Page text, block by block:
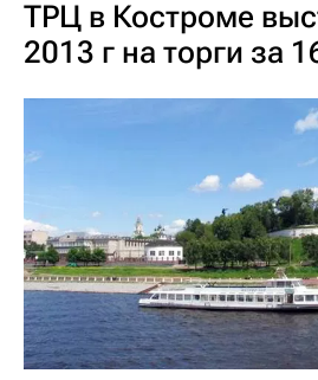
ТРЦ в Костроме
2013 г на торги за